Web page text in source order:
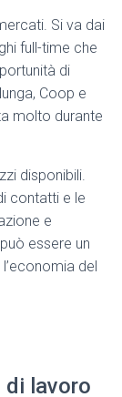
Si va dai
full-time che
di
Coop e
molto durante
disponibili.
contatti e le
e
essere un
del
lavoro